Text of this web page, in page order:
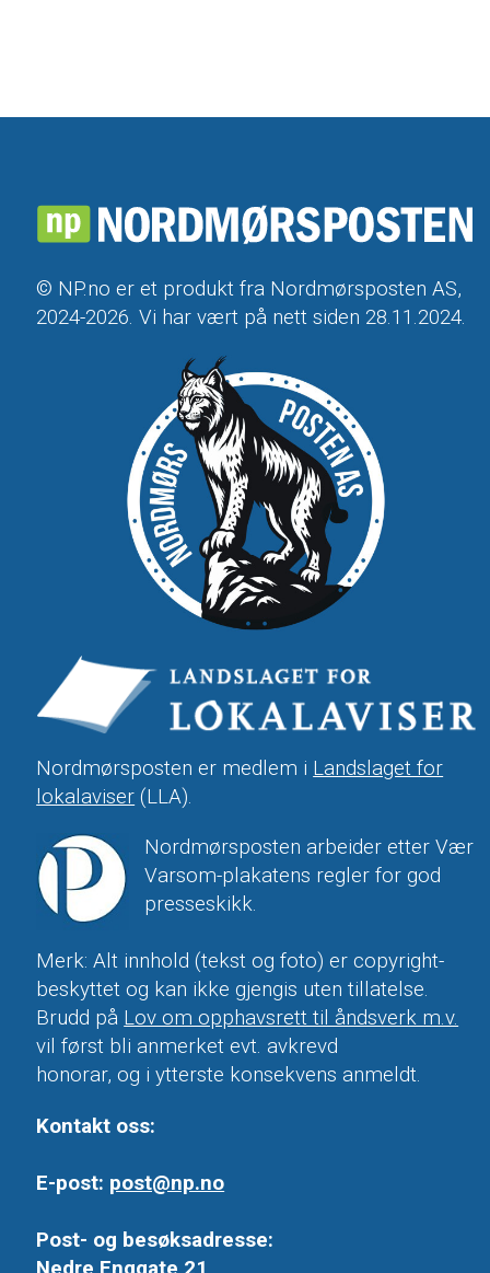
© NP.no er et produkt fra Nordmørsposten AS,
2024-2026. Vi har vært på nett siden 28.11.2024.
Nordmørsposten er medlem i Landslaget for
lokalaviser (LLA).
Nordmørsposten arbeider etter Vær
Varsom-plakatens regler for god
presseskikk.
Merk: Alt innhold (tekst og foto) er copyright-
beskyttet og kan ikke gjengis uten tillatelse.
Brudd på Lov om opphavsrett til åndsverk m.v.
vil først bli anmerket evt. avkrevd
honorar, og i ytterste konsekvens anmeldt.
Kontakt oss:
E-post: post@np.no
Post- og besøksadresse: